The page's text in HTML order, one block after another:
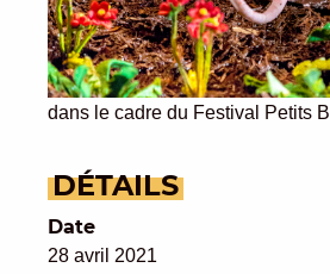
dans le cadre du Festival Petits
DÉTAILS
Date
28 avril 2021